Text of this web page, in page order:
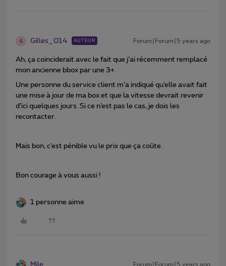
G Gilles_014 AUTEUR Forum|Forum|5 years ago
Ah, ça coinciderait avec le fait que j’ai récemment remplacé
mon ancienne bbox par une 3+.
Une personne du service client m’a indiqué qu’elle avait fait
une mise à jour de ma box et que la vitesse devrait revenir
d’ici quelques jours. Si ce n’est pas le cas, je dois les
recontacter.
Mais bon, c’est pénible vu le prix que ça coûte.
Bon courage à vous aussi !
1 personne aime
Mile Forum|Forum|5 years ago